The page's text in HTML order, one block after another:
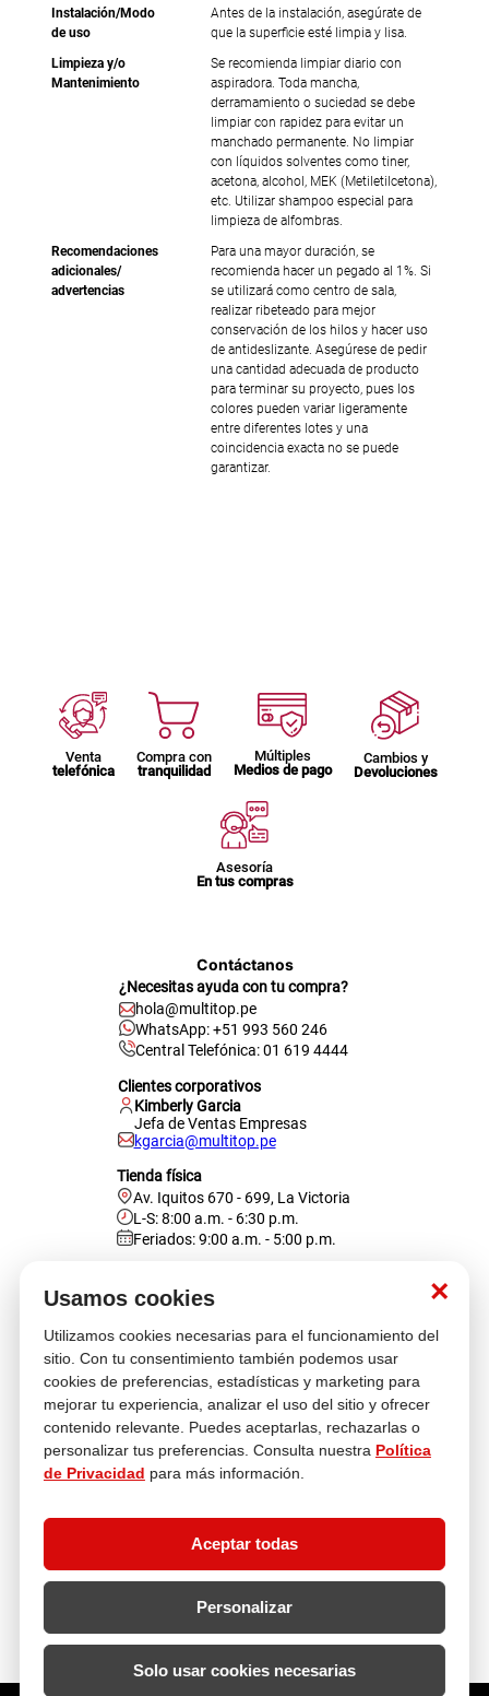
×
Usamos cookies
Utilizamos cookies necesarias para el funcionamiento del
sitio. Con tu consentimiento también podemos usar
cookies de preferencias, estadísticas y marketing para
mejorar tu experiencia, analizar el uso del sitio y ofrecer
contenido relevante. Puedes aceptarlas, rechazarlas o
personalizar tus preferencias. Consulta nuestra Política
de Privacidad para más información.
Aceptar todas
Personalizar
Solo usar cookies necesarias
Instalación/Modo
de uso
Antes de la instalación, asegúrate de
que la superficie esté limpia y lisa.
Limpieza y/o
Mantenimiento
Se recomienda limpiar diario con
aspiradora. Toda mancha,
derramamiento o suciedad se debe
limpiar con rapidez para evitar un
manchado permanente. No limpiar
con líquidos solventes como tiner,
acetona, alcohol, MEK (Metiletilcetona),
etc. Utilizar shampoo especial para
limpieza de alfombras.
Recomendaciones
adicionales/
advertencias
Para una mayor duración, se
recomienda hacer un pegado al 1%. Si
se utilizará como centro de sala,
realizar ribeteado para mejor
conservación de los hilos y hacer uso
de antideslizante. Asegúrese de pedir
una cantidad adecuada de producto
para terminar su proyecto, pues los
colores pueden variar ligeramente
entre diferentes lotes y una
coincidencia exacta no se puede
garantizar.
Venta
telefónica
Compra con
tranquilidad
Múltiples
Medios de pago
Cambios y
Devoluciones
Asesoría
En tus compras
Contáctanos
¿Necesitas ayuda con tu compra?
hola@multitop.pe
WhatsApp: +51 993 560 246
Central Telefónica: 01 619 4444
Clientes corporativos
Kimberly Garcia
Jefa de Ventas Empresas
kgarcia@multitop.pe
Tienda física
Av. Iquitos 670 - 699, La Victoria
L-S: 8:00 a.m. - 6:30 p.m.
Feriados: 9:00 a.m. - 5:00 p.m.
Atención al cliente
Descubre más